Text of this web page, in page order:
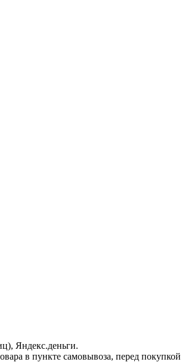
Яндекс.деньги.
в пункте самовывоза, перед